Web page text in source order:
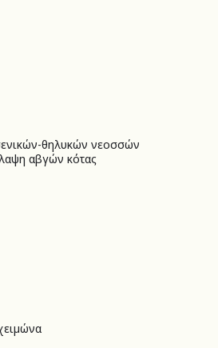
θηλυκών νεοσσών
αβγών κότας
Αναλογία αρσενικών-θηλυκών νεοσσών κατά την εκκόλαψη αβγών κότας
τον χειμώνα